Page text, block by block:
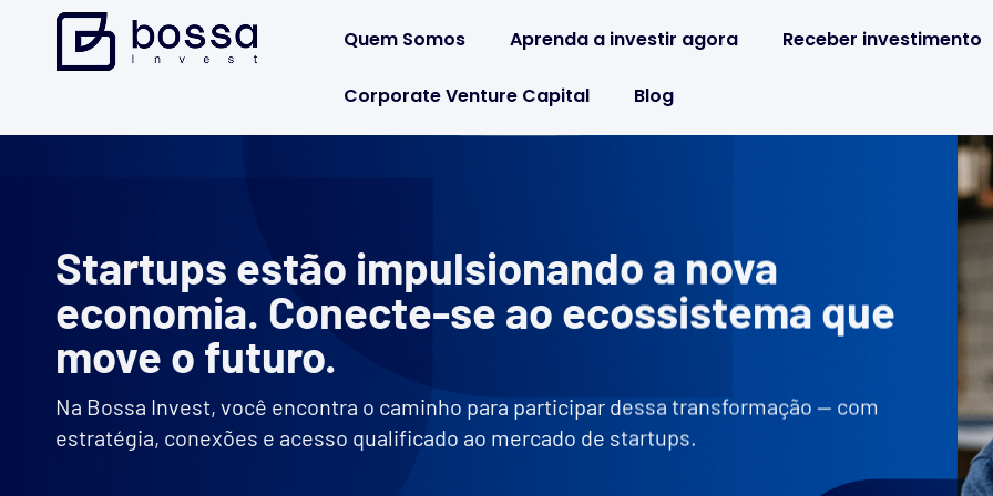
Quem Somos Aprenda a investir agora Receber investimento
Corporate Venture Capital Blog
Startups estão impulsionando a nova
economia. Conecte-se ao ecossistema que
move o futuro.
Na Bossa Invest, você encontra o caminho para participar dessa transformação — com
estratégia, conexões e acesso qualificado ao mercado de startups.